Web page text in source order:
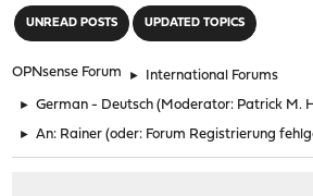
UNREAD POSTS UPDATED TOPICS
OPNsense Forum ► International Forums
► German - Deutsch (Moderator: Patrick M.
► An: Rainer (oder: Forum Registrierung